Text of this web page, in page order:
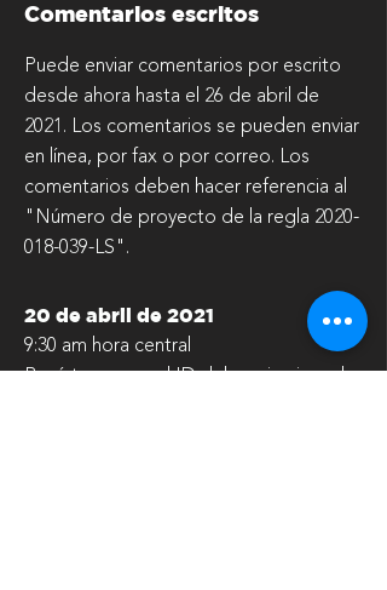
Comentarios escritos
Puede enviar comentarios por escrito
desde ahora hasta el 26 de abril de
2021. Los comentarios se pueden enviar
en línea, por fax o por correo. Los
comentarios deben hacer referencia al
"Número de proyecto de la regla 2020-
018-039-LS".
20 de abril de 2021
9:30 am hora central
Regístrese con el ID del seminario web: